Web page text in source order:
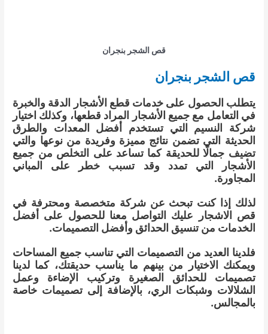
قص الشجر بنجران
قص الشجر بنجران
يتطلب الحصول على خدمات قطع الأشجار الدقة والخبرة
في التعامل مع جميع الأشجار المراد قطعها، وكذلك اختيار
شركة النسيم التي تستخدم أفضل المعدات والطرق
الحديثة التي تضمن نتائج مميزة وفريدة من نوعها والتي
تضيف جمالًا للحديقة كما تساعد على التخلص من جميع
الأشجار التي تمدد وقد تسبب خطر على المباني
المجاورة.
لذلك إذا كنت تبحث عن شركة متخصصة ومحترفة في
قص الاشجار عليك التواصل معنا للحصول على أفضل
الخدمات من تنسيق الحدائق وأفضل التصميمات.
فلدينا العديد من التصميمات التي تناسب جميع المساحات
ويمكنك الاختيار من بينهم ما يناسب حديقتك، كما لدينا
تصميمات للحدائق الصغيرة وتركيب الإضاءة وعمل
الشلالات وشبكات الري، بالإضافة إلى تصميمات خاصة
بالمجالس.